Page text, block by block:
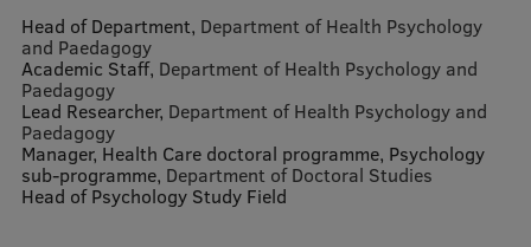
Contacts
How to find us
Jobs
Mobile
Head of Department, Department of Health Psychology
and Paedagogy
Academic Staff, Department of Health Psychology and
Paedagogy
Lead Researcher, Department of Health Psychology and
Paedagogy
Manager, Health Care doctoral programme, Psychology
sub-programme, Department of Doctoral Studies
Head of Psychology Study Field